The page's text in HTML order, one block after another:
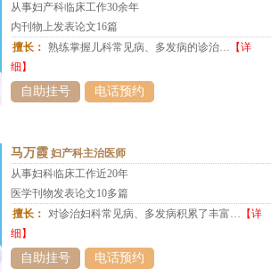
从事妇产科临床工作30余年
内刊物上发表论文16篇
擅长： 熟练掌握儿科常见病、多发病的诊治… 【详
细】
自助挂号 电话预约
马万霞妇产科主治医师
从事妇科临床工作近20年
医学刊物发表论文10多篇
擅长： 对诊治妇科常见病、多发病积累了丰富… 【详
细】
自助挂号 电话预约